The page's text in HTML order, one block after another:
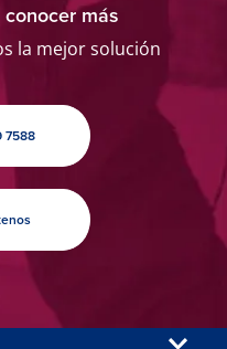
más
la mejor solución
7588